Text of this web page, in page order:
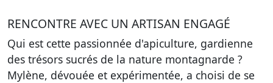
RENCONTRE AVEC UN ARTISAN ENGAGÉ
Qui est cette passionnée d'apiculture, gardienne
des trésors sucrés de la nature montagnarde ?
Mylène, dévouée et expérimentée, a choisi de se